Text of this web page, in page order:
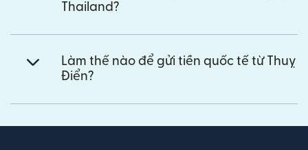
Thailand?
Làm thế nào để gửi tiền quốc tế từ Thuỵ
Điển?